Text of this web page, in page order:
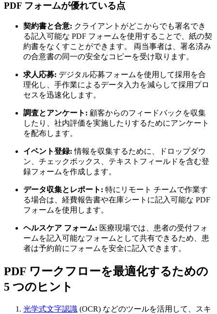
PDF フォームが優れている点
契約書と合意: クライアントがどこからでも署名でき
る記入可能な PDF フォームを使用することで、紙の契
約書をなくすことができます。 両当事者は、署名済み
の合意書の同一の安全なコピーを受け取ります。
求人応募: デジタル応募フォームを使用して採用を合
理化し、手作業によるデータ入力を減らして採用プロ
セスを迅速化します。
調査とアンケート: 顧客からのフィードバックを収集
したり、社内評価を実施したりするためにアンケート
を配布します。
イベント登録:情報を収集するために、ドロップダウ
ン、チェックボックス、テキストフィールドを含む登
録フォームを作成します。
データ収集とレポート: 特にリモート チームで作業す
る場合は、経費報告書や在庫シートに記入可能な PDF
フォームを使用します。
ヘルスケア フォーム: 医療現場では、患者の受付フォ
ームを記入可能なフォームとして共有できるため、患
者は予約前にフォームを安全に記入できます。
PDF ワークフローを最適化するための
5 つのヒント
光学式文字認識 (OCR) などのツールを活用して、スキ